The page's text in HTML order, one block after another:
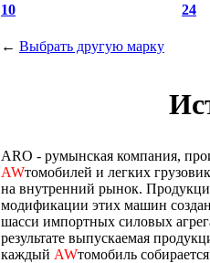
10 24
← Выбрать другую марку
ARO - румынская компания,
AWтомобилей и легких
на внутренний рынок.
модификации этих машин
шасси импортных силовых
результате выпускаемая
каждый AWтомобиль